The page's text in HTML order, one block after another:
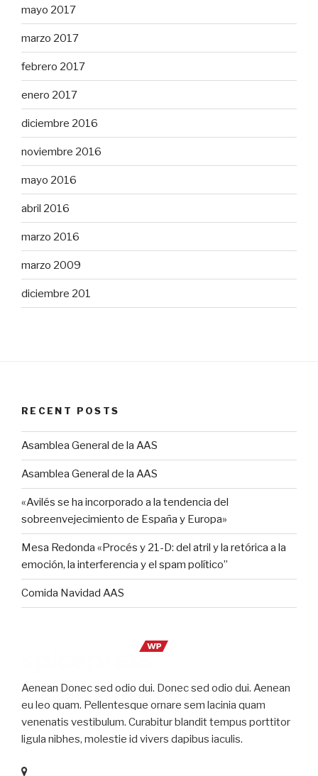
mayo 2017
marzo 2017
febrero 2017
enero 2017
diciembre 2016
noviembre 2016
mayo 2016
abril 2016
marzo 2016
marzo 2009
diciembre 201
RECENT POSTS
Asamblea General de la AAS
Asamblea General de la AAS
«Avilés se ha incorporado a la tendencia del
sobreenvejecimiento de España y Europa»
Mesa Redonda «Procés y 21-D: del atril y la retórica a la
emoción, la interferencia y el spam político”
Comida Navidad AAS
Aenean Donec sed odio dui. Donec sed odio dui. Aenean
eu leo quam. Pellentesque ornare sem lacinia quam
venenatis vestibulum. Curabitur blandit tempus porttitor
ligula nibhes, molestie id vivers dapibus iaculis.